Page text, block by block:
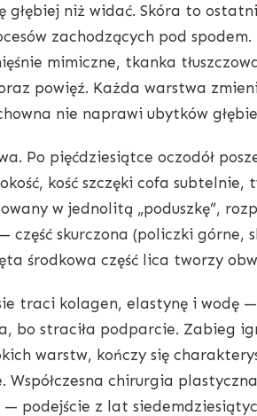
głębiej niż widać. Skóra to
zachodzących pod
mimiczne, tkanka
powięź. Każda warstwa
nie naprawi ubytków
Po pięćdziesiątce oczodół
kość szczęki cofa subtelnie,
w jednolitą „poduszkę”,
część skurczona (policzki górne,
środkowa część lica tworzy
traci kolagen, elastynę i wodę
bo straciła podparcie. Zabieg
warstw, kończy się
Współczesna chirurgia
podejście z lat